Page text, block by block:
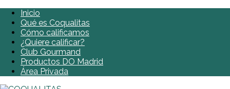
Inicio
Qué es Coqualitas
Cómo calificamos
¿Quiere calificar?
Club Gourmand
Productos DO Madrid
Área Privada